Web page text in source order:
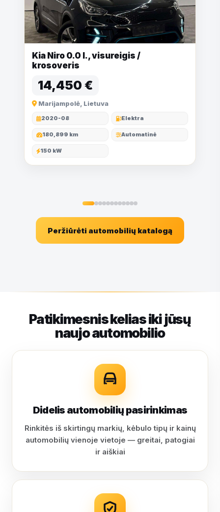
Kia Niro 0.0 l., visureigis /
krosoveris
14,450 €
Marijampolė, Lietuva
2020-08 Elektra
180,899 km Automatinė
150 kW
Peržiūrėti automobilių katalogą
Patikimesnis kelias iki jūsų
naujo automobilio
Didelis automobilių pasirinkimas
Rinkitės iš skirtingų markių, kėbulo tipų ir kainų
automobilių vienoje vietoje — greitai, patogiai
ir aiškiai